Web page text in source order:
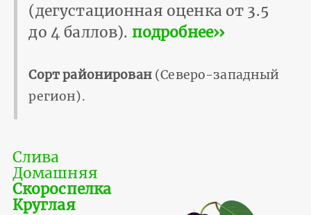
(дегустационная оценка от 3.5
до 4 баллов). подробнее››
Сорт районирован(Северо-западный
регион).
Слива
Домашняя
Скороспелка
Круглая